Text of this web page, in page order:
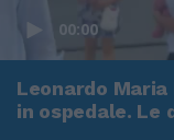
00:00
Leonardo
in ospedale. Le